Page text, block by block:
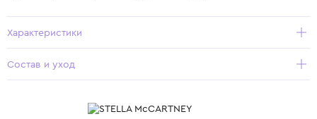
Характеристики
Состав и уход